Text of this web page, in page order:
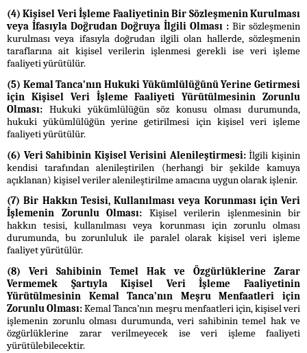
(4) Kişisel Veri İşleme Faaliyetinin Bir Sözleşmenin Kurulması
veya İfasıyla Doğrudan Doğruya İlgili Olması : Bir sözleşmenin
kurulması veya ifasıyla doğrudan ilgili olan hallerde, sözleşmenin
taraflarına ait kişisel verilerin işlenmesi gerekli ise veri işleme
faaliyeti yürütülür.
(5) Kemal Tanca’nın Hukuki Yükümlülüğünü Yerine Getirmesi
için Kişisel Veri İşleme Faaliyeti Yürütülmesinin Zorunlu
Olması: Hukuki yükümlülüğün söz konusu olması durumunda,
hukuki yükümlülüğün yerine getirilmesi için kişisel veri işleme
faaliyeti yürütülür.
(6) Veri Sahibinin Kişisel Verisini Alenileştirmesi:İlgili kişinin
kendisi tarafından alenileştirilen (herhangi bir şekilde kamuya
açıklanan) kişisel veriler alenileştirilme amacına uygun olarak işlenir.
(7) Bir Hakkın Tesisi, Kullanılması veya Korunması için Veri
İşlemenin Zorunlu Olması: Kişisel verilerin işlenmesinin bir
hakkın tesisi, kullanılması veya korunması için zorunlu olması
durumunda, bu zorunluluk ile paralel olarak kişisel veri işleme
faaliyet yürütülür.
(8) Veri Sahibinin Temel Hak ve Özgürlüklerine Zarar
Vermemek Şartıyla Kişisel Veri İşleme Faaliyetinin
Yürütülmesinin Kemal Tanca’nın Meşru Menfaatleri için
Zorunlu Olması:Kemal Tanca’nın meşru menfaatleri için, kişisel veri
işlemenin zorunlu olması durumunda, veri sahibinin temel hak ve
özgürlüklerine zarar verilmeyecek ise veri işleme faaliyeti
yürütülebilecektir.